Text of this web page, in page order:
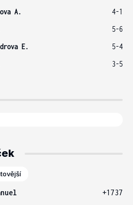
A.
4-1
5-6
E.
5-4
3-5
+1737